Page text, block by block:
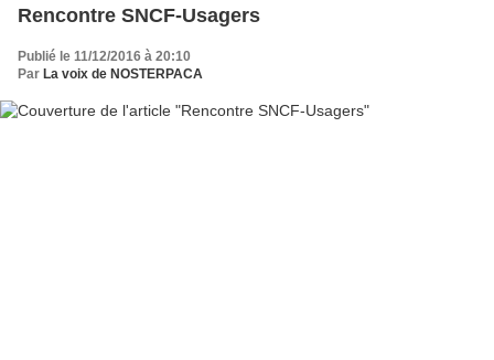
Rencontre SNCF-Usagers
Publié le 11/12/2016 à 20:10
Par La voix de NOSTERPACA